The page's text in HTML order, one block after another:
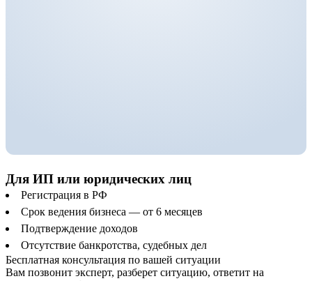
Для ИП или юридических лиц
Регистрация в РФ
Срок ведения бизнеса — от 6 месяцев
Подтверждение доходов
Отсутствие банкротства, судебных дел
Бесплатная консультация по вашей ситуации
Вам позвонит эксперт, разберет ситуацию, ответит на